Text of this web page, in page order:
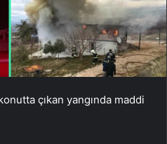
çıkan yangında maddi